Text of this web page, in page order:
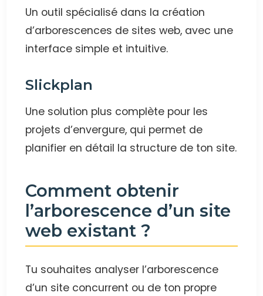
Un outil spécialisé dans la création
d’arborescences de sites web, avec une
interface simple et intuitive.
Slickplan
Une solution plus complète pour les
projets d’envergure, qui permet de
planifier en détail la structure de ton site.
Comment obtenir
l’arborescence d’un site
web existant ?
Tu souhaites analyser l’arborescence
d’un site concurrent ou de ton propre